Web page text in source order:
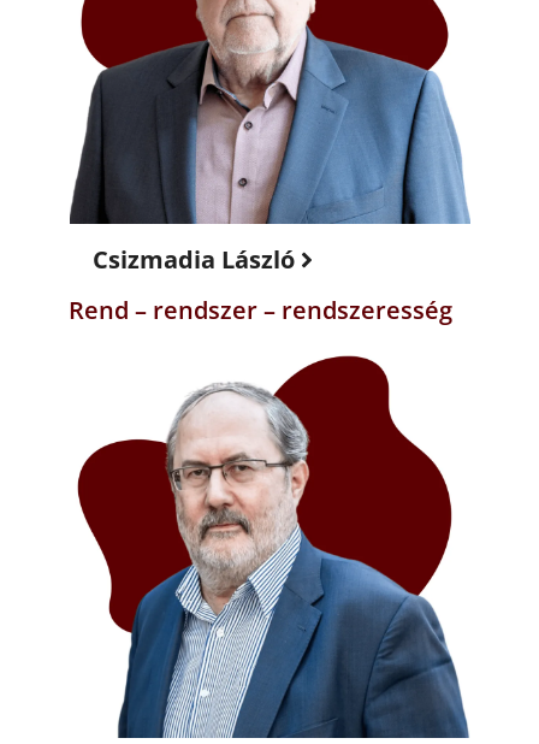
Csizmadia László
Rend – rendszer – rendszeresség